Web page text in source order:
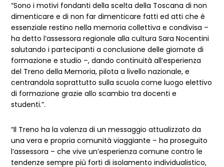
“Sono i motivi fondanti della scelta della Toscana di non
dimenticare e di non far dimenticare fatti ed atti che è
essenziale restino nella memoria collettiva e condivisa –
ha detto l’assessora regionale alla cultura Sara Nocentini
salutando i partecipanti a conclusione delle giornate di
formazione e studio –, dando continuità all’esperienza
del Treno della Memoria, pilota a livello nazionale, e
centrandola soprattutto sulla scuola come luogo elettivo
di formazione grazie allo scambio tra docenti e
studenti.”.
“Il Treno ha la valenza di un messaggio attualizzato da
una vera e propria comunità viaggiante – ha proseguito
l’assessora – che vive un’esperienza comune contro le
tendenze sempre più forti di isolamento individualistico,